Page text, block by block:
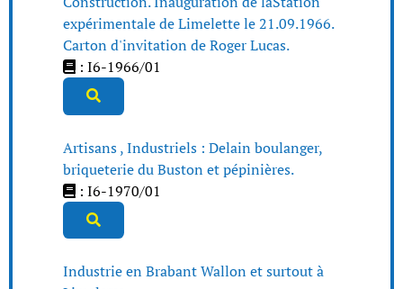
expérimentale de Limelette le 21.09.1966.
Carton d'invitation de Roger Lucas.
: I6-1966/01
Artisans , Industriels : Delain boulanger,
briqueterie du Buston et pépinières.
: I6-1970/01
Industrie en Brabant Wallon et surtout à